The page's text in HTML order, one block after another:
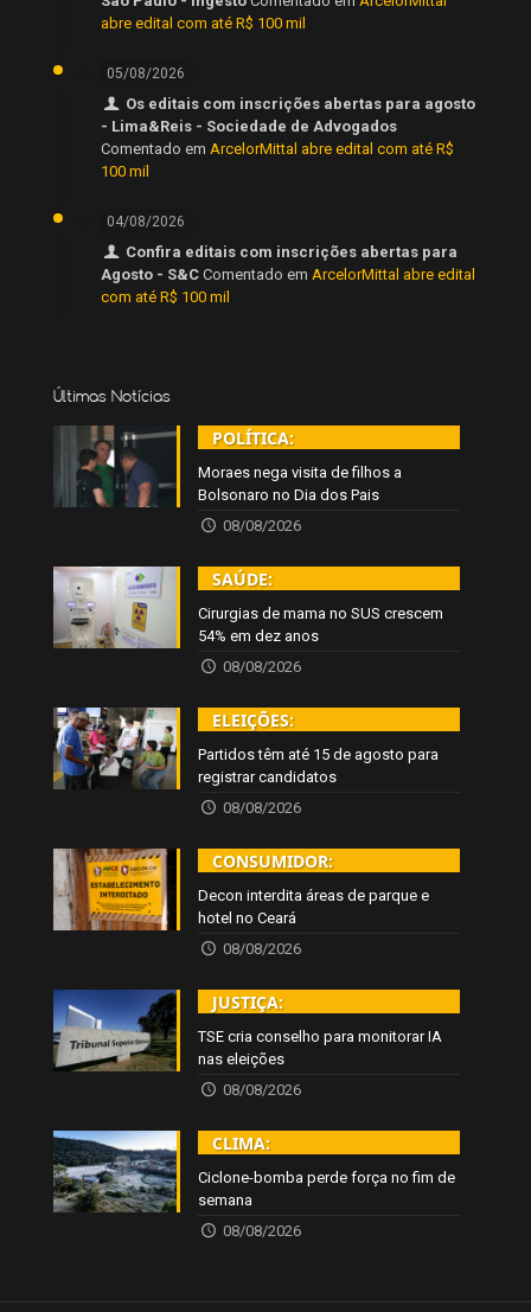
abre edital com até R$ 100 mil
05/08/2026
Os editais com inscrições abertas para agosto
- Lima&Reis - Sociedade de Advogados
Comentado em ArcelorMittal abre edital com até R$
100 mil
04/08/2026
Confira editais com inscrições abertas para
Agosto - S&C Comentado em ArcelorMittal abre edital
com até R$ 100 mil
Últimas Notícias
POLÍTICA:
Moraes nega visita de filhos a
Bolsonaro no Dia dos Pais
08/08/2026
SAÚDE:
Cirurgias de mama no SUS crescem
54% em dez anos
08/08/2026
ELEIÇÕES:
Partidos têm até 15 de agosto para
registrar candidatos
08/08/2026
CONSUMIDOR:
Decon interdita áreas de parque e
hotel no Ceará
08/08/2026
JUSTIÇA:
TSE cria conselho para monitorar IA
nas eleições
08/08/2026
CLIMA:
Ciclone-bomba perde força no fim de
semana
08/08/2026